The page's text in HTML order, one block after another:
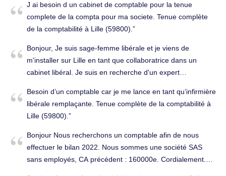
année, 115 000€ l'année dernière, et il va augmenter cette
année. N'hésitez pas à me contacter. Tenue complète de la
comptabilité à Lille (59000).
J ai besoin d un cabinet de comptable pour la tenue
complete de la compta pour ma societe. Tenue complète
de la comptabilité à Lille (59800).
Bonjour, Je suis sage-femme libérale et je viens de
m'installer sur Lille en tant que collaboratrice dans un
cabinet libéral. Je suis en recherche d'un expert
(59000).
Besoin d’un comptable car je me lance en tant qu’infirmière
libérale remplaçante. Tenue complète de la comptabilité à
Lille (59800).
Bonjour Nous recherchons un comptable afin de nous
effectuer le bilan 2022. Nous sommes une société SAS
sans employés, CA précédent : 160000e. Cordialement.